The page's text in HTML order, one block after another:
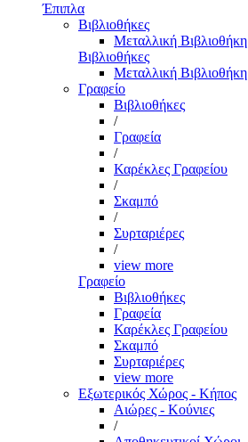
Έπιπλα
Βιβλιοθήκες
Μεταλλική Βιβλιοθήκη
Βιβλιοθήκες
Μεταλλική Βιβλιοθήκη
Γραφείο
Βιβλιοθήκες
/
Γραφεία
/
Καρέκλες Γραφείου
/
Σκαμπό
/
Συρταριέρες
/
view more
Γραφείο
Βιβλιοθήκες
Γραφεία
Καρέκλες Γραφείου
Σκαμπό
Συρταριέρες
view more
Εξωτερικός Χώρος - Κήπος
Αιώρες - Κούνιες
/